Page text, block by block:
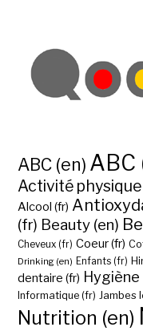
ABC (en) ABC
Activité
Alcool (fr)
(fr) Beauty (en)
Cheveux (fr) Coeur (fr)
Drinking (en) Enfants (fr)
dentaire (fr)
Informatique (fr) Jambes
Nutrition (en)